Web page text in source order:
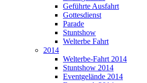
Geführte Ausfahrt
Gottesdienst
Parade
Stuntshow
Welterbe Fahrt
2014
Welterbe-Fahrt 2014
Stuntshow 2014
Eventgelände 2014